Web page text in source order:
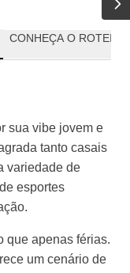
CONHEÇA O ROTEIRO
sua vibe jovem e
tanto casais
variedade de
esportes
que apenas férias.
um cenário de